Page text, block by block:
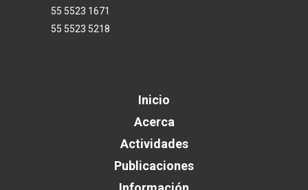
55 5523 1671
55 5523 5218
Inicio
Acerca
Actividades
Publicaciones